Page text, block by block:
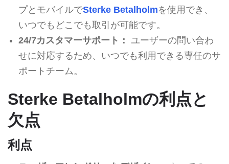
プとモバイルでSterke Betalholmを使用でき、
いつでもどこでも取引が可能です。
24/7カスタマーサポート：
ユーザーの問い合わ
せに対応するため、いつでも利用できる専任のサ
ポートチーム。
Sterke Betalholmの利点と
欠点
利点